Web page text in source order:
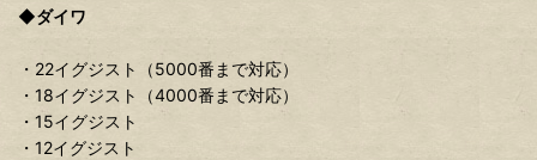
◆ダイワ
・22イグジスト（5000番まで対応）
・18イグジスト（4000番まで対応）
・15イグジスト
・12イグジスト